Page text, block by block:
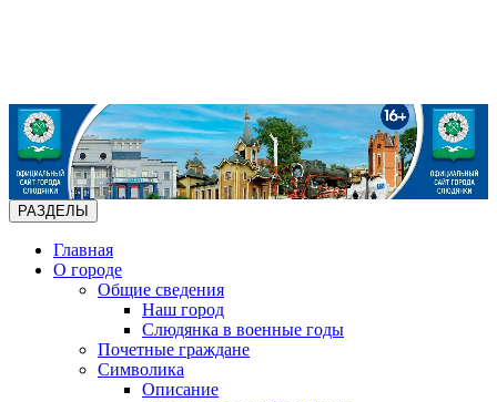
РАЗДЕЛЫ
Главная
О городе
Общие сведения
Наш город
Слюдянка в военные годы
Почетные граждане
Символика
Описание